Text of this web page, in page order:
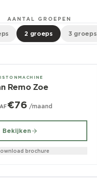
AANTAL GROEPEN
2 groeps 3 groeps
Remo Zoe
€76 /maand
Bekijken
brochure